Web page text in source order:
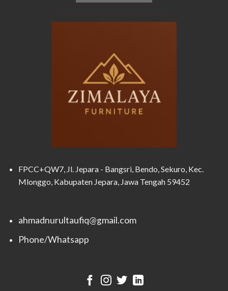
FPCC+QW7, Jl. Jepara - Bangsri, Bendo, Sekuro, Kec.
Mlonggo, Kabupaten Jepara, Jawa Tengah 59452
ahmadnurultaufiq@gmail.com
Phone/Whatsapp